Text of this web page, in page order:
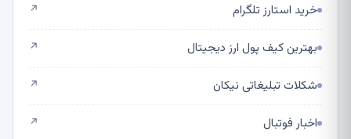
خرید استارز تلگرام ↗
بهترین کیف پول ارز دیجیتال ↗
شکلات تبلیغاتی نیکان ↗
اخبار فوتبال ↗